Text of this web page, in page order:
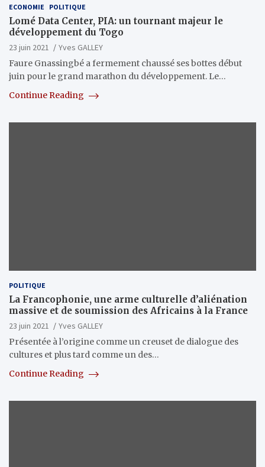
ECONOMIE POLITIQUE
Lomé Data Center, PIA: un tournant majeur le
développement du Togo
23 juin 2021
Yves GALLEY
Faure Gnassingbé a fermement chaussé ses bottes début
juin pour le grand marathon du développement. Le…
Continue Reading
POLITIQUE
La Francophonie, une arme culturelle d’aliénation
massive et de soumission des Africains à la France
23 juin 2021
Yves GALLEY
Présentée à l’origine comme un creuset de dialogue des
cultures et plus tard comme un des…
Continue Reading